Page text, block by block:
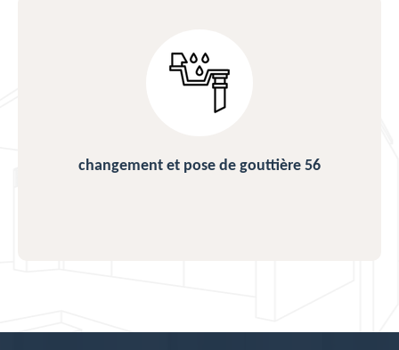
changement et pose de gouttière 56